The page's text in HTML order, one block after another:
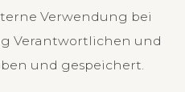
Verwendung bei
Verantwortlichen und
und gespeichert.